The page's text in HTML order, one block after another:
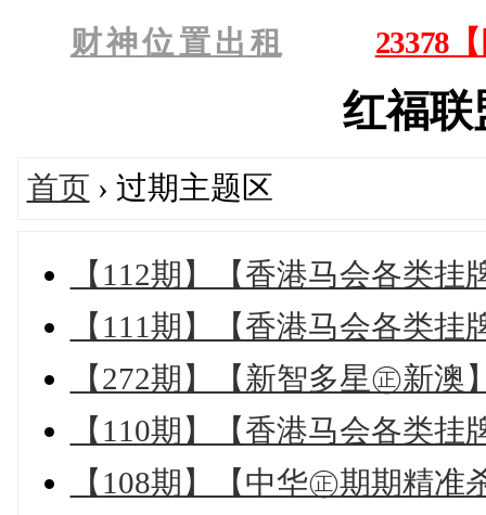
财 神 位 置 出 租 23378
红福联
首页 › 过期主题区
【112期】【香港马会各类
【111期】【香港马会各类
【272期】【新智多星㊣新澳
【110期】【香港马会各类
【108期】【中华㊣期期精准